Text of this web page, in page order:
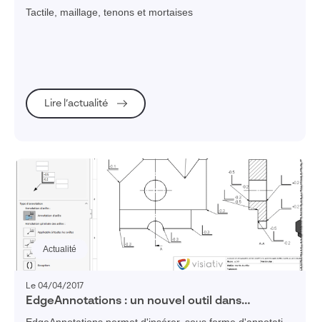
incontournables
Tactile, maillage, tenons et mortaises
Lire l’actualité
Actualité
Le 04/04/2017
EdgeAnnotations : un nouvel outil dans
myCADtools et SolidWatch